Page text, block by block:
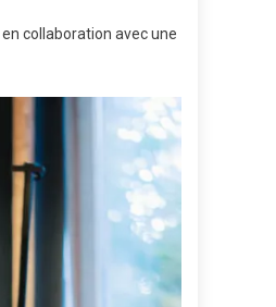
collaboration avec une